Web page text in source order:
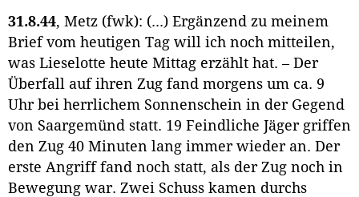
31.8.44, Metz (fwk): (...) Ergänzend zu meinem
Brief vom heutigen Tag will ich noch mitteilen,
was Lieselotte heute Mittag erzählt hat. – Der
Überfall auf ihren Zug fand morgens um ca. 9
Uhr bei herrlichem Sonnenschein in der Gegend
von Saargemünd statt. 19 Feindliche Jäger griffen
den Zug 40 Minuten lang immer wieder an. Der
erste Angriff fand noch statt, als der Zug noch in
Bewegung war. Zwei Schuss kamen durchs